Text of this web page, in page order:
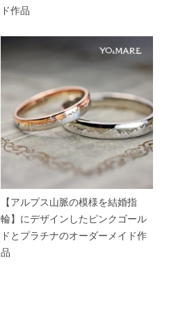
ド作品
【アルプス山脈の模様を結婚指
輪】にデザインしたピンクゴール
ドとプラチナのオーダーメイド作
品